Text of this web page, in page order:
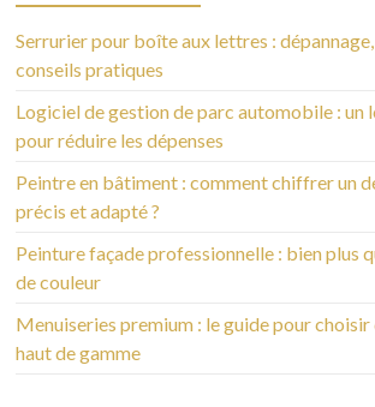
Serrurier pour boîte aux lettres :
conseils pratiques
Logiciel de gestion de parc automobile : un
pour réduire les dépenses
Peintre en bâtiment : comment chiffrer un
précis et adapté ?
Peinture façade professionnelle : bien plus
de couleur
Menuiseries premium : le guide pour
haut de gamme